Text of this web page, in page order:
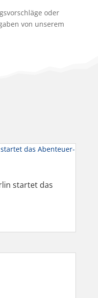
oder
von unserem
startet das